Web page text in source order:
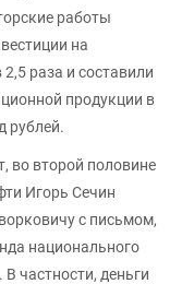
работы
на
раза и составили
продукции в
рублей.
во второй половине
Игорь Сечин
с письмом,
национального
частности, деньги